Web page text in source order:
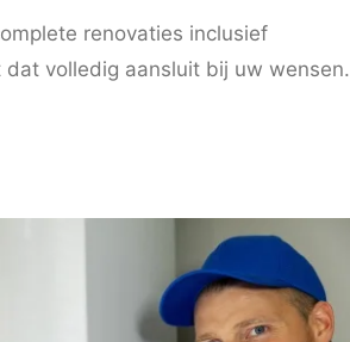
renovaties inclusief
volledig aansluit bij uw wensen.